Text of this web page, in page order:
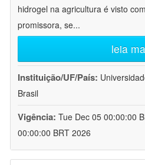
hidrogel na agricultura é visto
promissora, se...
leia
Instituição/UF/País:
Brasil
Vigência: Tue Dec 05 00:00:00
00:00:00 BRT 2026